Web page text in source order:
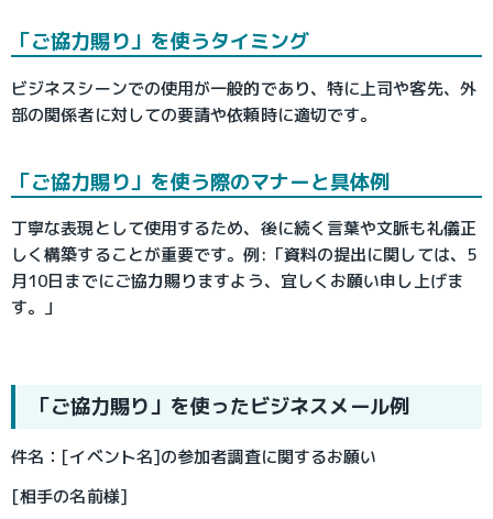
「ご協力賜り」を使うタイミング
ビジネスシーンでの使用が一般的であり、特に上司や客先、外
部の関係者に対しての要請や依頼時に適切です。
「ご協力賜り」を使う際のマナーと具体例
丁寧な表現として使用するため、後に続く言葉や文脈も礼儀正
しく構築することが重要です。例:「資料の提出に関しては、5
月10日までにご協力賜りますよう、宜しくお願い申し上げま
す。」
「ご協力賜り」を使ったビジネスメール例
件名：[イベント名]の参加者調査に関するお願い
[相手の名前様]